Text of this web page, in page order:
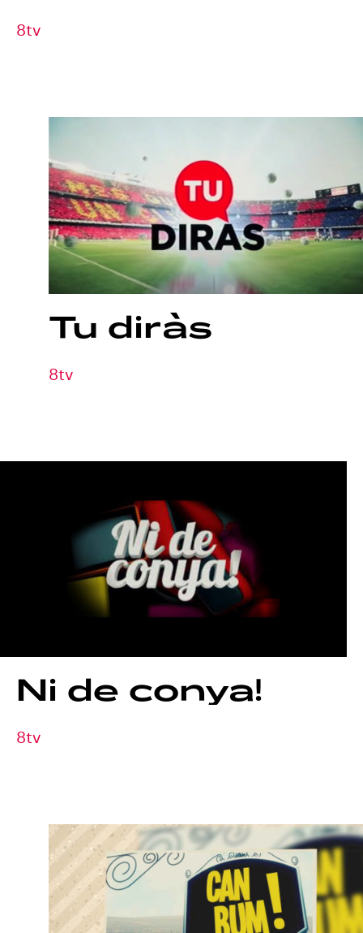
8tv
Tu diràs
8tv
Ni de conya!
8tv